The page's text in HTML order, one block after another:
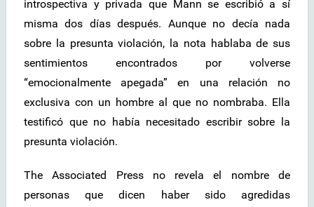
introspectiva y privada que Mann se escribió a sí
misma dos días después. Aunque no decía nada
sobre la presunta violación, la nota hablaba de sus
sentimientos encontrados por volverse
“emocionalmente apegada” en una relación no
exclusiva con un hombre al que no nombraba. Ella
testificó que no había necesitado escribir sobre la
presunta violación.
The Associated Press no revela el nombre de
personas que dicen haber sido agredidas